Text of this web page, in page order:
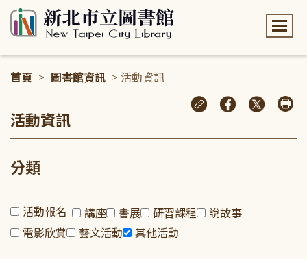
首頁 > 圖書館資訊 > 活動資訊
活動資訊
分類
活動報名 講座 書展 研習課程
說故事
電影欣賞
藝文活動 其他活動